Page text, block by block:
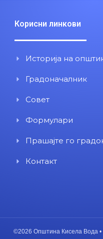
Корисни линкови
Историја на
Градоначалник
Совет
Формулари
Прашајте го
Контакт
©2026 Општина Кисела Вода •